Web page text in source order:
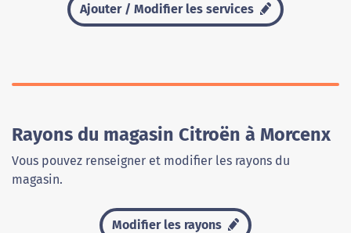
Ajouter / Modifier les services
Rayons du magasin Citroën à Morcenx
Vous pouvez renseigner et modifier les rayons du
magasin.
Modifier les rayons